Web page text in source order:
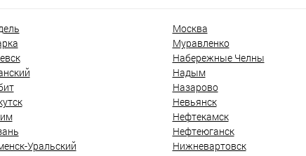
Уральский
Москва
Муравленко
Набережные Челны
Надым
Назарово
Невьянск
Нефтекамск
Нефтеюганск
Нижневартовск